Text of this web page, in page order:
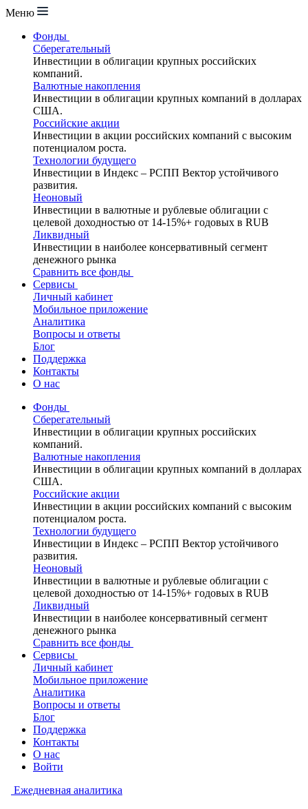
Меню
Фонды
Сберегательный
Инвестиции в облигации крупных российских
компаний.
Валютные накопления
Инвестиции в облигации крупных компаний в долларах
США.
Российские акции
Инвестиции в акции российских компаний с высоким
потенциалом роста.
Технологии будущего
Инвестиции в Индекс – РСПП Вектор устойчивого
развития.
Неоновый
Инвестиции в валютные и рублевые облигации с
целевой доходностью от 14-15%+ годовых в RUB
Ликвидный
Инвестиции в наиболее консервативный сегмент
денежного рынка
Сравнить все фонды
Сервисы
Личный кабинет
Мобильное приложение
Аналитика
Вопросы и ответы
Блог
Поддержка
Контакты
О нас
Фонды
Сберегательный
Инвестиции в облигации крупных российских
компаний.
Валютные накопления
Инвестиции в облигации крупных компаний в долларах
США.
Российские акции
Инвестиции в акции российских компаний с высоким
потенциалом роста.
Технологии будущего
Инвестиции в Индекс – РСПП Вектор устойчивого
развития.
Неоновый
Инвестиции в валютные и рублевые облигации с
целевой доходностью от 14-15%+ годовых в RUB
Ликвидный
Инвестиции в наиболее консервативный сегмент
денежного рынка
Сравнить все фонды
Сервисы
Личный кабинет
Мобильное приложение
Аналитика
Вопросы и ответы
Блог
Поддержка
Контакты
О нас
Войти
Ежедневная аналитика